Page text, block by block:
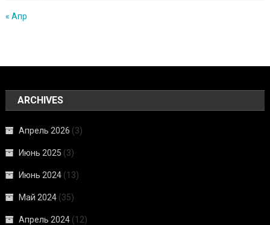
« Апр
ARCHIVES
Апрель 2026 (3)
Июнь 2025 (3)
Июнь 2024 (13)
Май 2024 (35)
Апрель 2024 (12)